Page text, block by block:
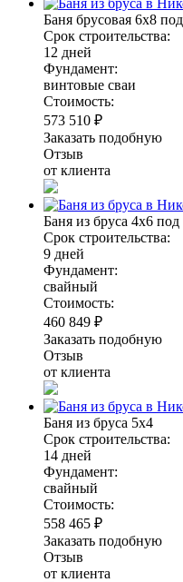
Баня брусовая 6х8
Срок строительства:
12 дней
Фундамент:
винтовые сваи
Стоимость:
573 510 ₽
Заказать подобную
Отзыв
от клиента
Баня из бруса 4х6
Срок строительства:
9 дней
Фундамент:
свайный
Стоимость:
460 849 ₽
Заказать подобную
Отзыв
от клиента
Баня из бруса 5х4
Срок строительства:
14 дней
Фундамент:
свайный
Стоимость:
558 465 ₽
Заказать подобную
Отзыв
от клиента